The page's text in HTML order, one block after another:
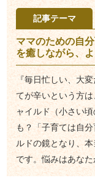
記事テーマ
ママのための自
を癒しながら、
『毎日忙しい、大
てが辛いという方
ャイルド（小さい
も？「子育ては自
ルドの鏡となり、
です。悩みはあな